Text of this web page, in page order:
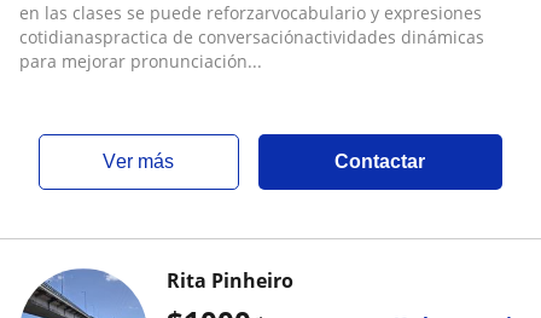
en las clases se puede reforzarvocabulario y expresiones
cotidianaspractica de conversaciónactividades dinámicas
para mejorar pronunciación...
ver más Contactar
Rita Pinheiro